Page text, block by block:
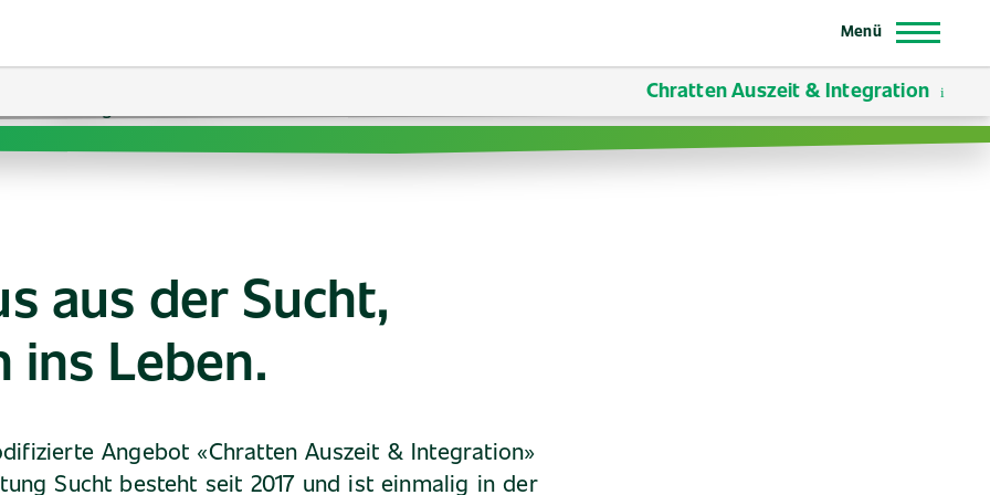
Menü
Chratten Auszeit & Integration
aus der Sucht,
ins Leben.
Angebot «Chratten Auszeit & Integration»
Sucht besteht seit 2017 und ist einmalig in der